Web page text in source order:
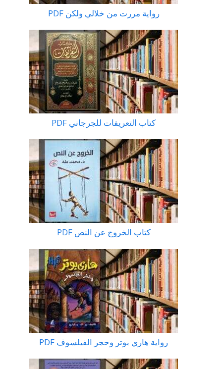
رواية مررت من خلالي ولكن PDF
كتاب التعريفات للجرجاني PDF
كتاب الخروج عن النص PDF
رواية هاري بوتر وحجر الفيلسوف PDF